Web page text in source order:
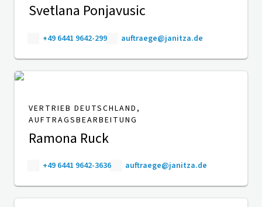
Svetlana Ponjavusic
+49 6441 9642-299 auftraege@janitza.de
VERTRIEB DEUTSCHLAND,
AUFTRAGSBEARBEITUNG
Ramona Ruck
+49 6441 9642-3636 auftraege@janitza.de